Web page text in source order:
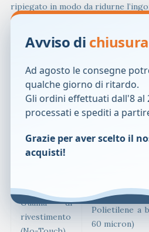
ripiegato in modo da ridurne
Lunghezza catetere maschile:
41
connettore) 37 cm
Lunghezza catetere femminile:20
Caratteristiche tecniche del
Materiale TPO –
Rivestimento
Fle 12 –
un elevato
Guaina di
rivestimento
Polietilene a
60 micron)
Avviso di
Ad agosto le consegne
qualche giorno di ritardo.
Gli ordini effettuati dall'8 al
processati e spediti a
Grazie per aver scelto il
acquisti!